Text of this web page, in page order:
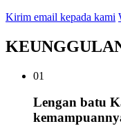
Kirim email kepada kami
01
Lengan batu